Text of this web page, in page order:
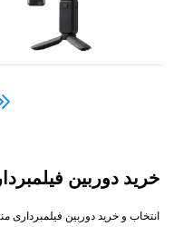
خرید دوربین
انتخاب و خرید دوربین